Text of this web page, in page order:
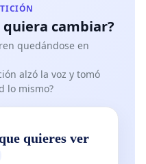
que la
relacionada con la
vigor a partir del
nos permitirá a los
agendas y
para este nuevo
quiera cambiar?
quedándose en
alzó la voz y tomó
lo mismo?
quieres ver